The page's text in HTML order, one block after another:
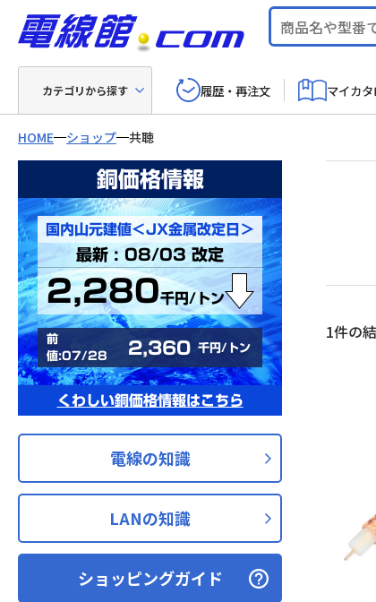
カテゴリから探す 履歴・再注文 マイカ
HOME ショップ 共聴
銅価格情報
国内山元建値＜JX金属改定日＞
最新 : 08/03 改定
2,280千円/トン
前
値:07/28
2,360 千円/トン
くわしい銅価格情報はこちら
電線の知識
LANの知識
ショッピングガイド
1件の